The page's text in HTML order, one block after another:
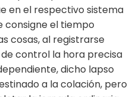
en el respectivo sistema
consigne el tiempo
cosas, al registrarse
control la hora precisa
dicho lapso
a la colación, pero